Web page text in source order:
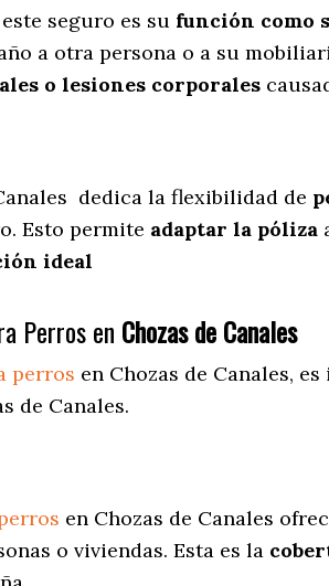
seguro es su función como
a otra persona o a su
o lesiones corporales
dedica la flexibilidad de
Esto permite adaptar la póliza
ideal
Perros en Chozas de Canales
perros en Chozas de Canales,
de Canales.
en Chozas de Canales
o viviendas. Esta es la